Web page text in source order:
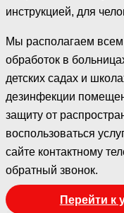
инструкцией, для
Мы располагаем
обработок в
детских садах и
дезинфекции
защиту от
воспользоваться
сайте контактному
обратный звонок.
Перейти к